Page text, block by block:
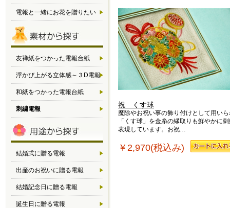
祝 くす球
魔除やお祝い事の飾り付けとして用い
「くす球」を金糸の縁取りも鮮やかに
表現しています。お祝…
￥2,970(税込み)
電報と一緒にお花を贈りたい
友禅紙をつかった電報台紙
浮かび上がる立体感～３D電報
和紙をつかった電報台紙
刺繍電報
結婚式に贈る電報
出産のお祝いに贈る電報
結婚記念日に贈る電報
誕生日に贈る電報